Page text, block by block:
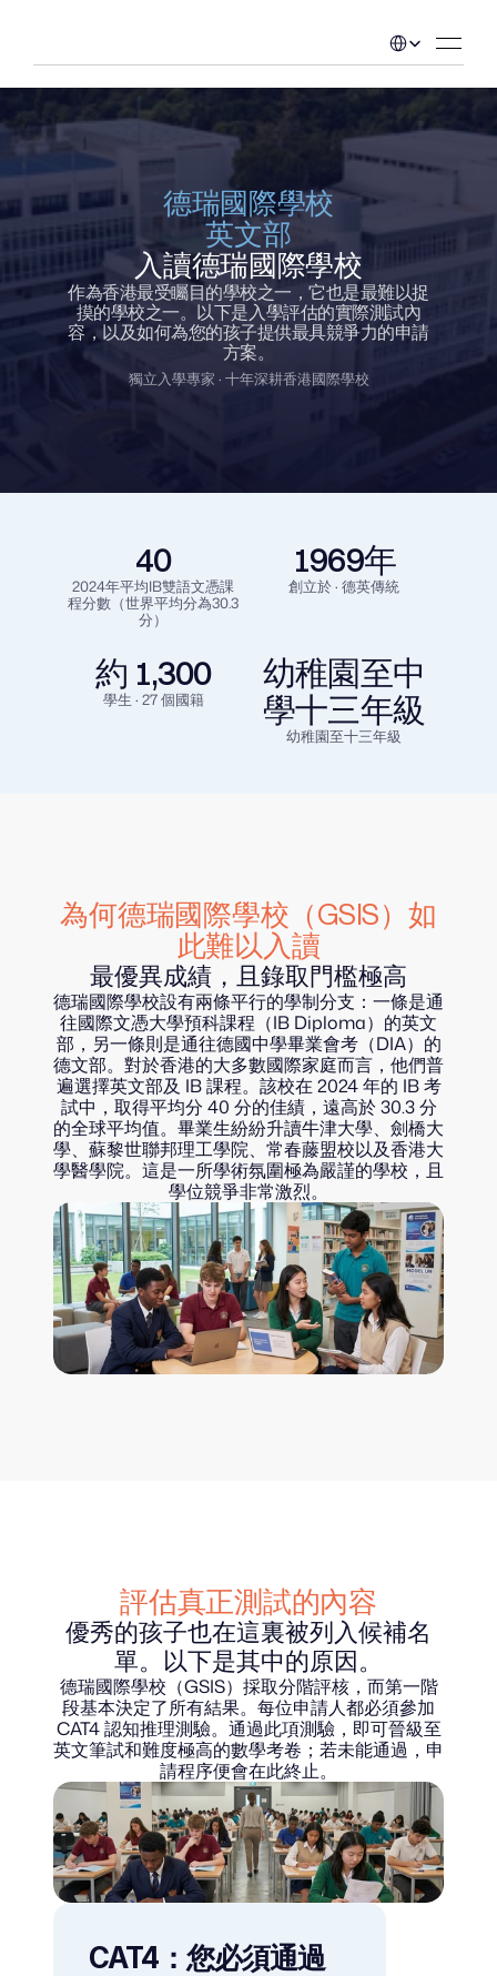
德瑞國際學校
英文部
入讀德瑞國際學校
作為香港最受矚目的學校之一，它也是最難以捉
摸的學校之一。以下是入學評估的實際測試內
容，以及如何為您的孩子提供最具競爭力的申請
方案。
獨立入學專家 · 十年深耕香港國際學校
40
2024年平均IB雙語文憑課
程分數（世界平均分為30.3
分）
1969年
創立於 · 德英傳統
約 1,300
學生 · 27 個國籍
幼稚園至中
學十三年級
幼稚園至十三年級
為何德瑞國際學校（GSIS）如
此難以入讀
最優異成績，且錄取門檻極高
德瑞國際學校設有兩條平行的學制分支：一條是通
往國際文憑大學預科課程（IB Diploma）的英文
部，另一條則是通往德國中學畢業會考（DIA）的
德文部。對於香港的大多數國際家庭而言，他們普
遍選擇英文部及 IB 課程。該校在 2024 年的 IB 考
試中，取得平均分 40 分的佳績，遠高於 30.3 分
的全球平均值。畢業生紛紛升讀牛津大學、劍橋大
學、蘇黎世聯邦理工學院、常春藤盟校以及香港大
學醫學院。這是一所學術氛圍極為嚴謹的學校，且
學位競爭非常激烈。
評估真正測試的內容
優秀的孩子也在這裏被列入候補名
單。以下是其中的原因。
德瑞國際學校（GSIS）採取分階評核，而第一階
段基本決定了所有結果。每位申請人都必須參加
CAT4 認知推理測驗。通過此項測驗，即可晉級至
英文筆試和難度極高的數學考卷；若未能通過，申
請程序便會在此終止。
CAT4：您必須通過